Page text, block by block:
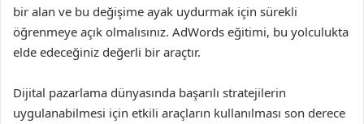
bir alan ve bu değişime ayak uydurmak için sürekli
öğrenmeye açık olmalısınız. AdWords eğitimi, bu yolculukta
elde edeceğiniz değerli bir araçtır.
Dijital pazarlama dünyasında başarılı stratejilerin
uygulanabilmesi için etkili araçların kullanılması son derece